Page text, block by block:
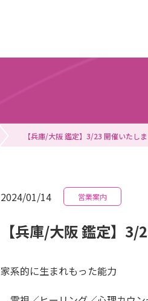
【兵庫/大阪 鑑定】3/23 開催いたしま
2024/01/14 営業案内
【兵庫/大阪 鑑定】3/
家系的に生まれもった能力